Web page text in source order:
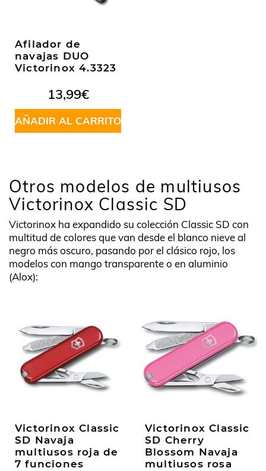
Afilador de
navajas DUO
Victorinox 4.3323
13,99€
AÑADIR AL CARRITO
Otros modelos de multiusos
Victorinox Classic SD
Victorinox ha expandido su colección Classic SD con
multitud de colores que van desde el blanco nieve al
negro más oscuro, pasando por el clásico rojo, los
modelos con mango transparente o en aluminio
(Alox):
Victorinox Classic
SD Navaja
multiusos roja de
7 funciones
Victorinox Classic
SD Cherry
Blossom Navaja
multiusos rosa